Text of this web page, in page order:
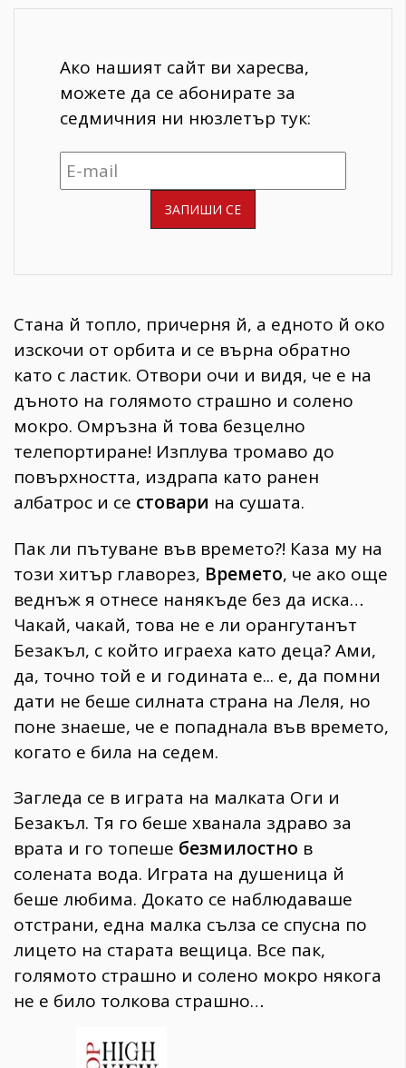
Ако нашият сайт ви харесва,
можете да се абонирате за
седмичния ни нюзлетър тук:
Стана й топло, причерня й, а едното й око
изскочи от орбита и се върна обратно
като с ластик. Отвори очи и видя, че е на
дъното на голямото страшно и солено
мокро. Омръзна й това безцелно
телепортиране! Изплува тромаво до
повърхността, издрапа като ранен
албатрос и се стовари на сушата.
Пак ли пътуване във времето?! Каза му на
този хитър главорез, Времето, че ако още
веднъж я отнесе нанякъде без да иска…
Чакай, чакай, това не е ли орангутанът
Безакъл, с който играеха като деца? Ами,
да, точно той е и годината е... е, да помни
дати не беше силната страна на Леля, но
поне знаеше, че е попаднала във времето,
когато е била на седем.
Загледа се в играта на малката Оги и
Безакъл. Тя го беше хванала здраво за
врата и го топеше безмилостно в
солената вода. Играта на душеница й
беше любима. Докато се наблюдаваше
отстрани, една малка сълза се спусна по
лицето на старата вещица. Все пак,
голямото страшно и солено мокро някога
не е било толкова страшно…